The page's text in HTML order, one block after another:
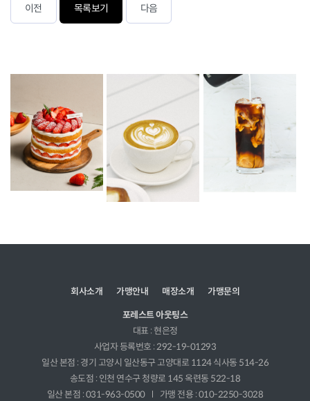
이전 목록보기 다음
회사소개 가맹안내 매장소개 가맹문의
포레스트 아웃팅스
대표 : 현은정
사업자 등록번호 : 292-19-01293
일산 본점 : 경기 고양시 일산동구 고양대로 1124 식사동 514-26
송도점 : 인천 연수구 청량로 145 옥련동 522-18
일산 본점 : 031-963-0500
가맹 전용 : 010-2250-3028